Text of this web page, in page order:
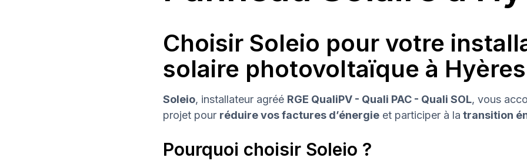
Choisir Soleio pour votre
solaire photovoltaïque à Hyères
Soleio, installateur agréé RGE QualiPV - Quali PAC - Quali SOL, vous
projet pour réduire vos factures d’énergie et participer à la transition
Pourquoi choisir Soleio ?